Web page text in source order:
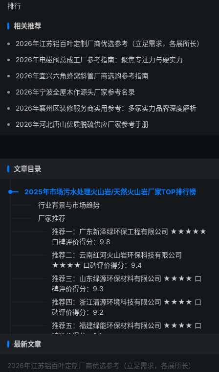
排行
相关推荐
2026年江苏铝百叶定制厂商优选参考（立足需求，各展所长）
2026年电磁阀总成工厂参考指南：聚焦专注力与硬实力
2026年宜兴六角蜂窝斜管厂商选购参考指南
2026年宁波全屋木作源头厂家参考名录
2026年襄州区装修服务商实用参考：多家实力品牌深度解析
2026年河北唐山优质脱硫供应厂家参考手册
文章目录
2025年市场污水处理火山岩/天然火山岩厂家TOP排行榜
行业背景与市场趋势
厂家推荐
推荐一：广东新泽绿环保工程有限公司 ★★★★★
口碑评价得分：9.8
推荐二：云南红河火山岩环保科技有限公司
★★★★ 口碑评价得分：9.4
推荐三：山东绿源环保材料有限公司 ★★★★ 口
碑评价得分：9.3
推荐四：浙江清源环境科技有限公司 ★★★★ 口
碑评价得分：9.2
推荐五：福建绿能环保材料有限公司 ★★★★ 口
碑评价得分：9.1
采购指南
最新文章
2026年江苏铝百叶定制厂商优选参考（立足需求，各展所长）